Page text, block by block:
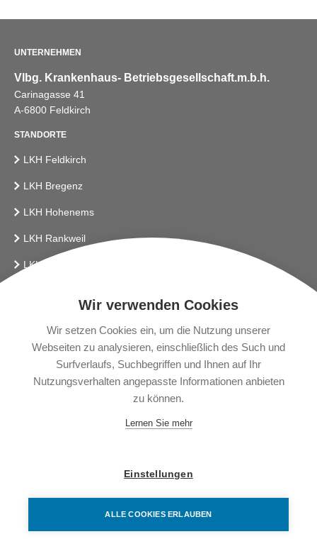
Wir verwenden Cookies
Wir setzen Cookies ein, um die Nutzung unserer
Webseiten zu analysieren, einschließlich des Such und
Surfverlaufs, Suchbegriffen und Ihnen auf Ihr
Nutzungsverhalten angepasste Informationen anbieten
zu können.
Lernen Sie mehr
Einstellungen
ALLE COOKIES ERLAUBEN
UNTERNEHMEN
Vlbg. Krankenhaus- Betriebsgesellschaft.m.b.h.
Carinagasse 41
A-6800 Feldkirch
STANDORTE
LKH Feldkirch
LKH Bregenz
LKH Hohenems
LKH Rankweil
LKH Bludenz
Presse
Gendering
Barrierefreiheitserklärung